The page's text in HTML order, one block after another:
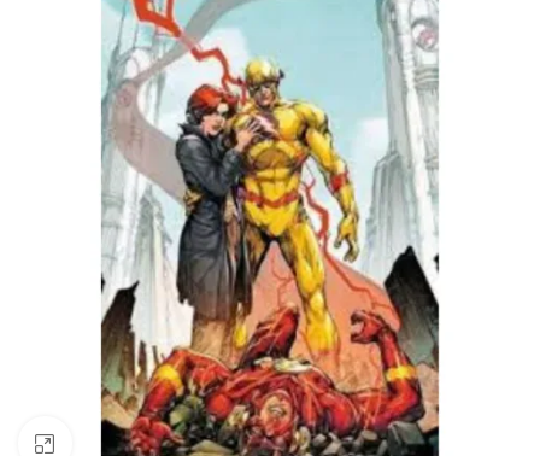
Büyük görsel için tıklayın